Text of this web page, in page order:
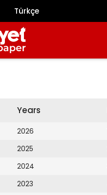
Türkçe
Years
2026
2025
2024
2023